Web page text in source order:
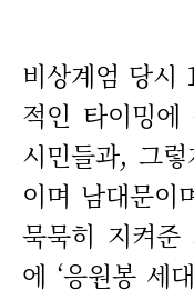
비상계엄 당시
적인 타이밍
시민들과, 그
이며 남대문이
묵묵히 지켜
에 ‘응원봉 세